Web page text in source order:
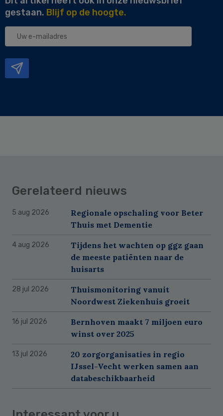
gestaan. Blijf op de hoogte.
Uw
Gerelateerd nieuws
5 aug 2026
Regionale opschaling voor Beter
Thuis met Dementie
4 aug 2026
Tijdens het wachten op ggz gaan
de meeste patiënten naar de
huisarts
28 jul 2026
Thuismonitoring vanuit
Noordwest Ziekenhuis groeit
16 jul 2026
Bernhoven maakt 7 miljoen euro
winst over 2025
13 jul 2026
20 zorgorganisaties in regio
IJssel-Vecht werken samen aan
databeschikbaarheid